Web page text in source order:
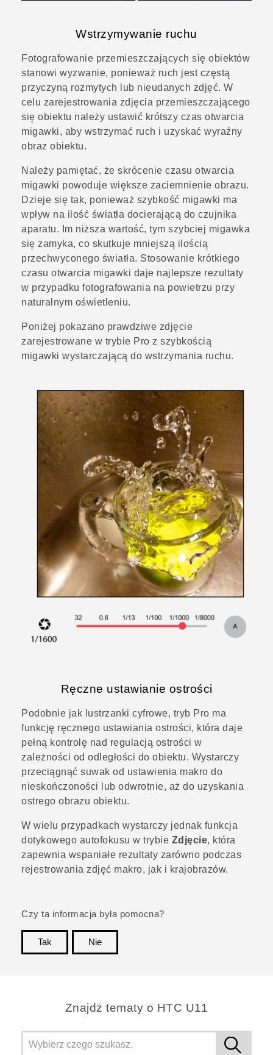
Wstrzymywanie ruchu
Fotografowanie przemieszczających się obiektów
stanowi wyzwanie, ponieważ ruch jest częstą
przyczyną rozmytych lub nieudanych zdjęć. W
celu zarejestrowania zdjęcia przemieszczającego
się obiektu należy ustawić krótszy czas otwarcia
migawki, aby wstrzymać ruch i uzyskać wyraźny
obraz obiektu.
Należy pamiętać, że skrócenie czasu otwarcia
migawki powoduje większe zaciemnienie obrazu.
Dzieje się tak, ponieważ szybkość migawki ma
wpływ na ilość światła docierającą do czujnika
aparatu. Im niższa wartość, tym szybciej migawka
się zamyka, co skutkuje mniejszą ilością
przechwyconego światła. Stosowanie krótkiego
czasu otwarcia migawki daje najlepsze rezultaty
w przypadku fotografowania na powietrzu przy
naturalnym oświetleniu.
Poniżej pokazano prawdziwe zdjęcie
zarejestrowane w trybie Pro z szybkością
migawki wystarczającą do wstrzymania ruchu.
Ręczne ustawianie ostrości
Podobnie jak lustrzanki cyfrowe, tryb Pro ma
funkcję ręcznego ustawiania ostrości, która daje
pełną kontrolę nad regulacją ostrości w
zależności od odległości do obiektu. Wystarczy
przeciągnąć suwak od ustawienia makro do
nieskończoności lub odwrotnie, aż do uzyskania
ostrego obrazu obiektu.
W wielu przypadkach wystarczy jednak funkcja
dotykowego autofokusu w trybie Zdjęcie, która
zapewnia wspaniałe rezultaty zarówno podczas
rejestrowania zdjęć makro, jak i krajobrazów.
Czy ta informacja była pomocna?
Tak
Nie
Znajdż tematy o HTC U11